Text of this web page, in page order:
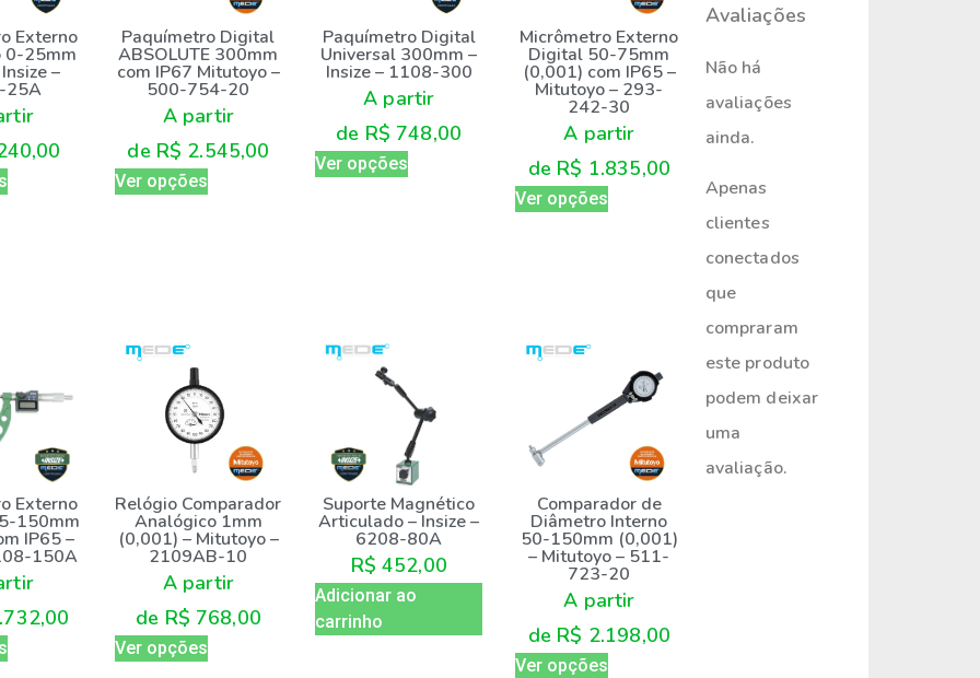
Externo
0-25mm
–
25A
Paquímetro Digital
ABSOLUTE 300mm
com IP67 Mitutoyo –
500-754-20
A partir
de R$ 2.545,00
Ver opções
Paquímetro Digital
Universal 300mm –
Insize – 1108-300
A partir
de R$ 748,00
Ver opções
Micrômetro Externo
Digital 50-75mm
(0,001) com IP65 –
Mitutoyo – 293-
242-30
A partir
de R$ 1.835,00
Ver opções
Externo
150mm
IP65 –
150A
Relógio Comparador
Analógico 1mm
(0,001) – Mitutoyo –
2109AB-10
A partir
de R$ 768,00
Ver opções
Suporte Magnético
Articulado – Insize –
6208-80A
R$ 452,00
Adicionar ao
carrinho
Comparador de
Diâmetro Interno
50-150mm (0,001)
– Mitutoyo – 511-
723-20
A partir
de R$ 2.198,00
Ver opções
Avaliações
Não há
avaliações
ainda.
Apenas
clientes
conectados
que
compraram
este produto
podem deixar
uma
avaliação.